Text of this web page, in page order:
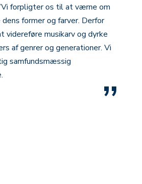
forpligter os til at værne om
former og farver. Derfor
musikarv og dyrke
af genrer og generationer. Vi
samfundsmæssig
”